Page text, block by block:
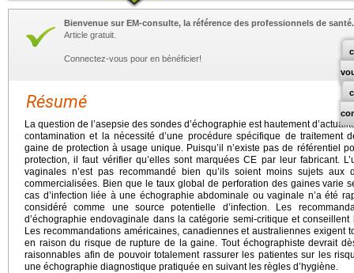
Bienvenue sur EM-consulte, la référence des professionnels de santé.
Article gratuit.
Connectez-vous pour en bénéficier!
Résumé
La question de l’asepsie des sondes d’échographie est hautement
contamination et la nécessité d’une procédure spécifique de traitement
gaine de protection à usage unique. Puisqu’il n’existe pas de référentiel
protection, il faut vérifier qu’elles sont marquées CE par leur fabricant.
vaginales n’est pas recommandé bien qu’ils soient moins sujets aux
commercialisées. Bien que le taux global de perforation des gaines varie
cas d’infection liée à une échographie abdominale ou vaginale n’a été
considéré comme une source potentielle d’infection. Les
d’échographie endovaginale dans la catégorie semi-critique et
Les recommandations américaines, canadiennes et australiennes exigent
en raison du risque de rupture de la gaine. Tout échographiste devrait
raisonnables afin de pouvoir totalement rassurer les patientes sur les
une échographie diagnostique pratiquée en suivant les règles d’hygiène.